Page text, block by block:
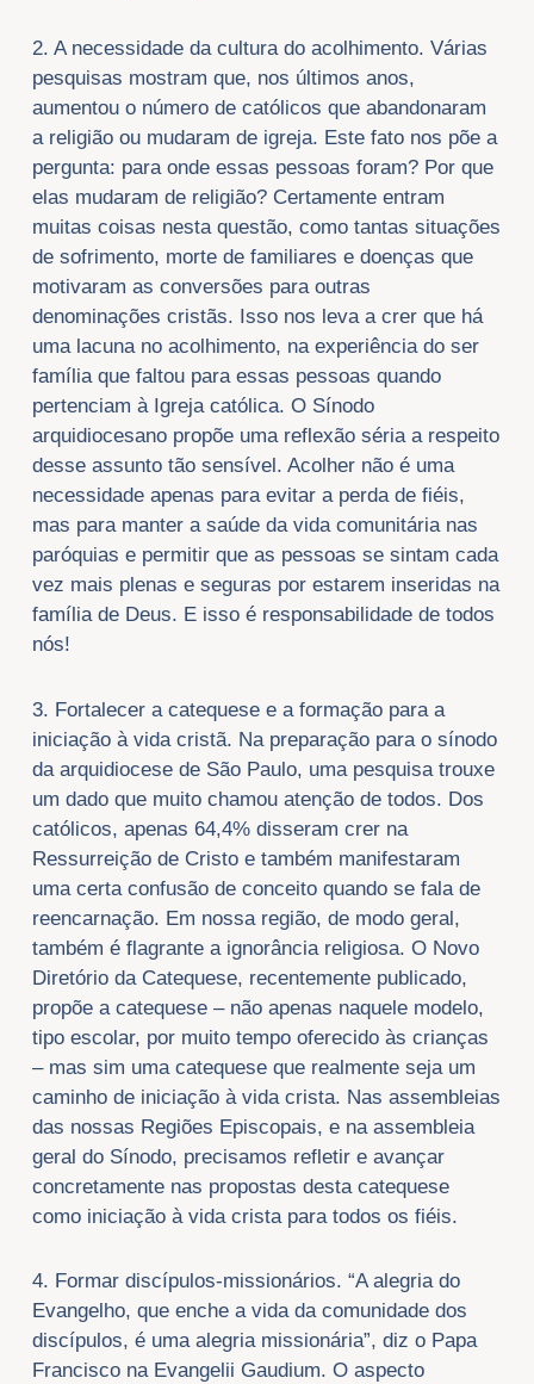
2. A necessidade da cultura do acolhimento. Várias
pesquisas mostram que, nos últimos anos,
aumentou o número de católicos que abandonaram
a religião ou mudaram de igreja. Este fato nos põe a
pergunta: para onde essas pessoas foram? Por que
elas mudaram de religião? Certamente entram
muitas coisas nesta questão, como tantas situações
de sofrimento, morte de familiares e doenças que
motivaram as conversões para outras
denominações cristãs. Isso nos leva a crer que há
uma lacuna no acolhimento, na experiência do ser
família que faltou para essas pessoas quando
pertenciam à Igreja católica. O Sínodo
arquidiocesano propõe uma reflexão séria a respeito
desse assunto tão sensível. Acolher não é uma
necessidade apenas para evitar a perda de fiéis,
mas para manter a saúde da vida comunitária nas
paróquias e permitir que as pessoas se sintam cada
vez mais plenas e seguras por estarem inseridas na
família de Deus. E isso é responsabilidade de todos
nós!
3. Fortalecer a catequese e a formação para a
iniciação à vida cristã. Na preparação para o sínodo
da arquidiocese de São Paulo, uma pesquisa trouxe
um dado que muito chamou atenção de todos. Dos
católicos, apenas 64,4% disseram crer na
Ressurreição de Cristo e também manifestaram
uma certa confusão de conceito quando se fala de
reencarnação. Em nossa região, de modo geral,
também é flagrante a ignorância religiosa. O Novo
Diretório da Catequese, recentemente publicado,
propõe a catequese – não apenas naquele modelo,
tipo escolar, por muito tempo oferecido às crianças
– mas sim uma catequese que realmente seja um
caminho de iniciação à vida crista. Nas assembleias
das nossas Regiões Episcopais, e na assembleia
geral do Sínodo, precisamos refletir e avançar
concretamente nas propostas desta catequese
como iniciação à vida crista para todos os fiéis.
4. Formar discípulos-missionários. “A alegria do
Evangelho, que enche a vida da comunidade dos
discípulos, é uma alegria missionária”, diz o Papa
Francisco na Evangelii Gaudium. O aspecto